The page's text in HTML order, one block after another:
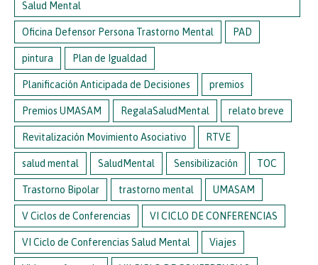
Salud Mental
Oficina Defensor Persona Trastorno Mental PAD
pintura Plan de Igualdad
Planificación Anticipada de Decisiones premios
Premios UMASAM RegalaSaludMental relato breve
Revitalización Movimiento Asociativo RTVE
salud mental SaludMental Sensibilización TOC
Trastorno Bipolar trastorno mental UMASAM
V Ciclos de Conferencias VI CICLO DE CONFERENCIAS
VI Ciclo de Conferencias Salud Mental Viajes